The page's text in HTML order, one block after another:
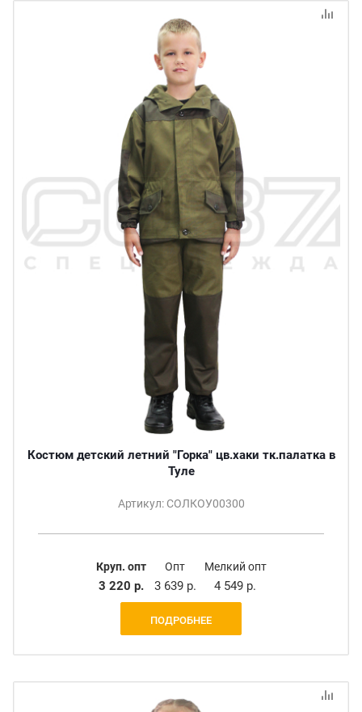
Костюм детский летний "Горка" цв.хаки тк.палатка в
Туле
Артикул: СОЛКОУ00300
Круп. опт
3 220 р.
Опт
3 639 р.
Мелкий опт
4 549 р.
ПОДРОБНЕЕ